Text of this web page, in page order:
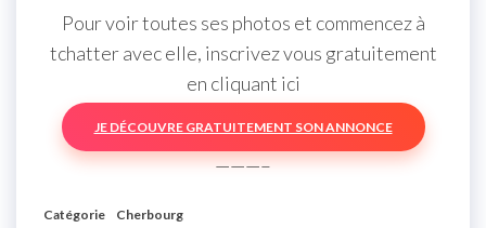
Pour voir toutes ses photos et commencez à
tchatter avec elle, inscrivez vous gratuitement
en cliquant ici
JE DÉCOUVRE GRATUITEMENT SON ANNONCE
———–
Catégorie Cherbourg